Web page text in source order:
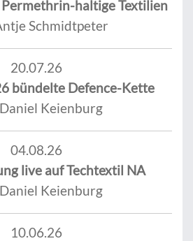
haltige Textilien
Schmidtpeter
20.07.26
bündelte Defence-Kette
Keienburg
04.08.26
live auf Techtextil NA
Keienburg
10.06.26